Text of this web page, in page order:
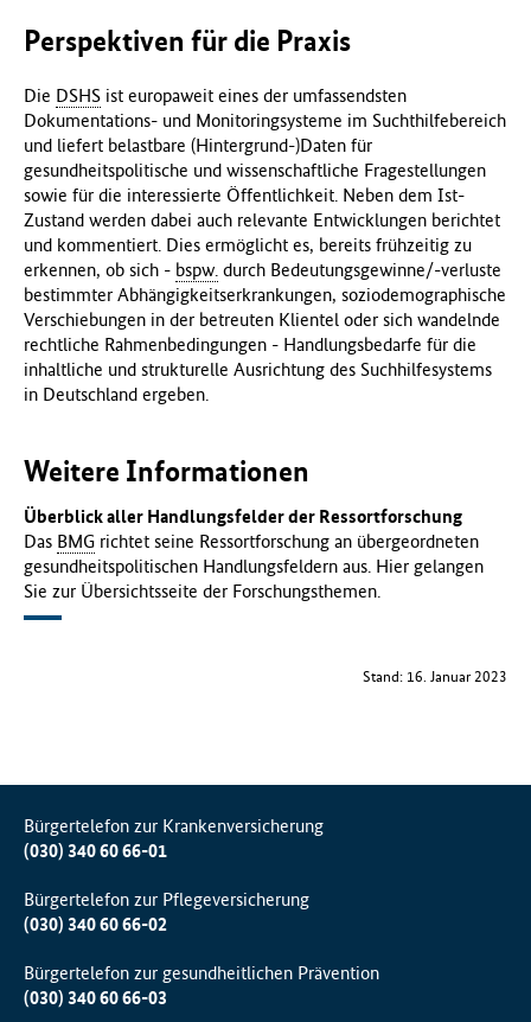
Perspektiven für die Praxis
Die DSHS ist europaweit eines der umfassendsten
Dokumentations- und Monitoringsysteme im Suchthilfebereich
und liefert belastbare (Hintergrund-)Daten für
gesundheitspolitische und wissenschaftliche Fragestellungen
sowie für die interessierte Öffentlichkeit. Neben dem Ist-
Zustand werden dabei auch relevante Entwicklungen berichtet
und kommentiert. Dies ermöglicht es, bereits frühzeitig zu
erkennen, ob sich - bspw. durch Bedeutungsgewinne/-verluste
bestimmter Abhängigkeitserkrankungen, soziodemographische
Verschiebungen in der betreuten Klientel oder sich wandelnde
rechtliche Rahmenbedingungen - Handlungsbedarfe für die
inhaltliche und strukturelle Ausrichtung des Suchhilfesystems
in Deutschland ergeben.
Weitere Informationen
Überblick aller Handlungsfelder der Ressortforschung
Das BMG richtet seine Ressortforschung an übergeordneten
gesundheitspolitischen Handlungsfeldern aus. Hier gelangen
Sie zur Übersichtsseite der Forschungsthemen.
Stand: 16. Januar 2023
Bürgertelefon zur Krankenversicherung
(030) 340 60 66-01
Bürgertelefon zur Pflegeversicherung
(030) 340 60 66-02
Bürgertelefon zur gesundheitlichen Prävention
(030) 340 60 66-03